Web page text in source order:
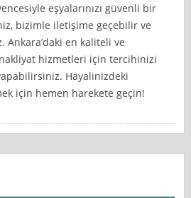
eşyalarınızı güvenli bir
bizimle iletişime geçebilir ve
en kaliteli ve
hizmetleri için tercihinizi
Hayalinizdeki
için hemen harekete geçin!